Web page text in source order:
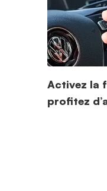
Activez la
profitez